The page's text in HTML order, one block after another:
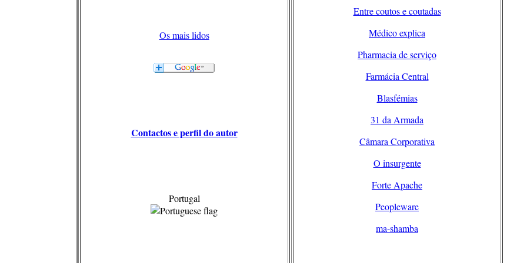
Os mais lidos
Contactos e perfil do autor
Portugal
Entre coutos e coutadas
Médico explica
Pharmacia de serviço
Farmácia Central
Blasfémias
31 da Armada
Câmara Corporativa
O insurgente
Forte Apache
Peopleware
ma-shamba